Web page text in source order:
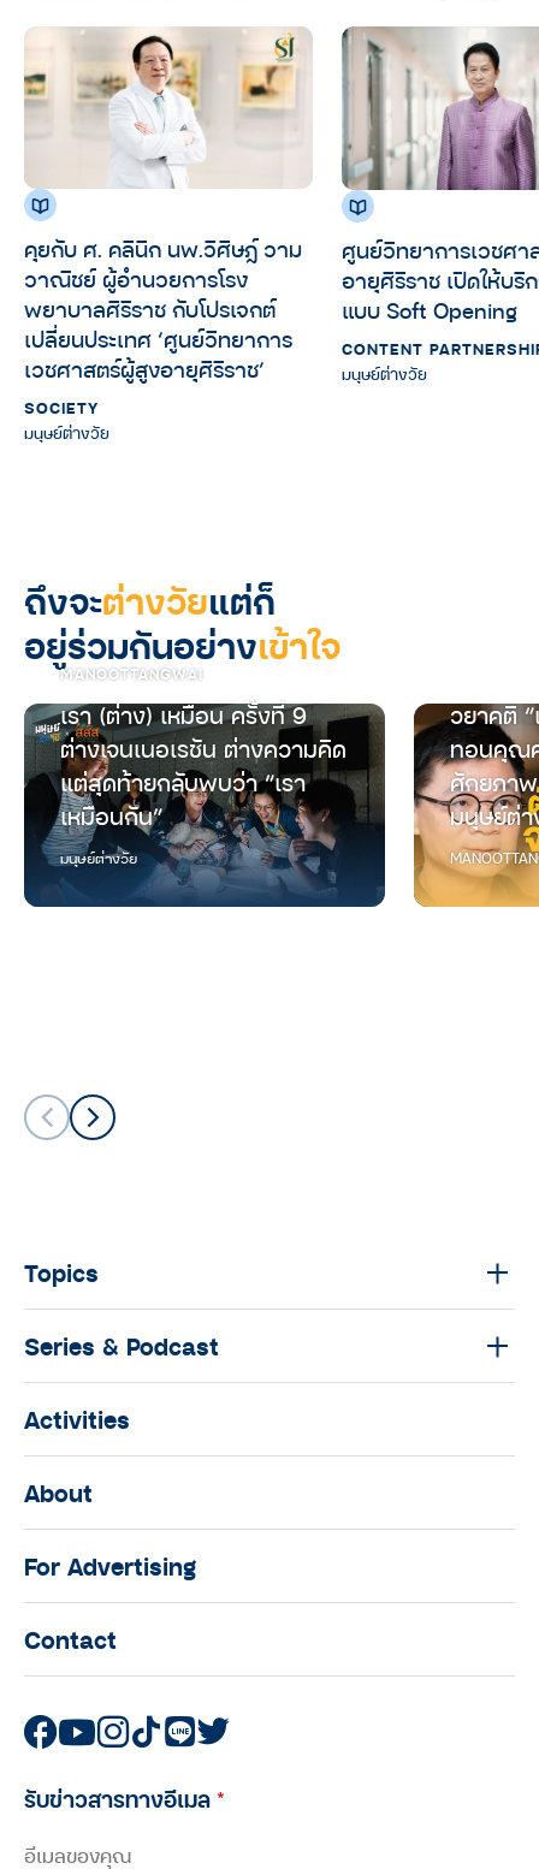
คุยกับ ศ. คลินิก นพ.วิศิษฎ์ วาม
วาณิชย์ ผู้อำนวยการโรง
พยาบาลศิริราช กับโปรเจกต์
เปลี่ยนประเทศ ‘ศูนย์วิทยาการ
เวชศาสตร์ผู้สูงอายุศิริราช’
SOCIETY
มนุษย์ต่างวัย
ศูนย์วิทยาการเวชศา
อายุศิริราช เปิดให้บริ
แบบ Soft Opening
CONTENT
มนุษย์ต่างวัย
ถึงจะต่างวัยแต่ก็
อยู่ร่วมกันอย่างเข้าใจ
MANOOTTANGWAI
เรา (ต่าง) เหมือน ครั้งที่ 9
ต่างเจนเนอเรชัน ต่างความคิด
แต่สุดท้ายกลับพบว่า “เรา
เหมือนกัน”
มนุษย์ต่างวัย
วยาคติ
ทอนคุณ
ศักยภา
มนุษย์ต่า
Topics
Series & Podcast
Activities
About
For Advertising
Contact
รับข่าวสารทางอีเมล*